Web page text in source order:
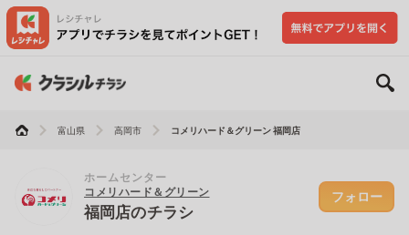
富山県 高岡市 コメリハード＆グリーン 福岡店
ホームセンター
コメリハード＆グリーン
福岡店のチラシ
フォロー